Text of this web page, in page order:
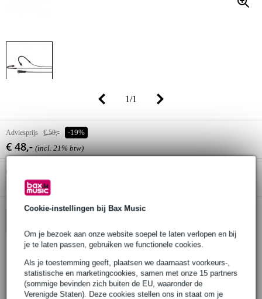
Cookie-instellingen bij Bax Music
Om je bezoek aan onze website soepel te laten verlopen en bij
je te laten passen, gebruiken we functionele cookies.
Als je toestemming geeft, plaatsen we daarnaast voorkeurs-,
statistische en marketingcookies, samen met onze 15 partners
(sommige bevinden zich buiten de EU, waaronder de
Verenigde Staten). Deze cookies stellen ons in staat om je
1/1
Adviesprijs € 59,- -19%
€ 48,- (incl. 21% btw)
Online voorraadstatus:
weken
30 dagen 'niet goed geld terug' garantie
3 jaar Bax Music garantie